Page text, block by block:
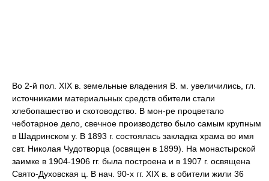
Во 2-й пол. XIX в. земельные владения В. м. увеличились, гл.
источниками материальных средств обители стали
хлебопашество и скотоводство. В мон-ре процветало
чеботарное дело, свечное производство было самым крупным
в Шадринском у. В 1893 г. состоялась закладка храма во имя
свт. Николая Чудотворца (освящен в 1899). На монастырской
заимке в 1904-1906 гг. была построена и в 1907 г. освящена
Свято-Духовская ц. В нач. 90-х гг. XIX в. в обители жили 36